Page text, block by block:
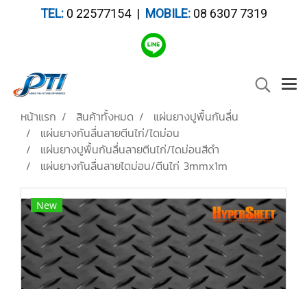
TEL:0 22577154 | MOBILE: 08 6307 7319
หน้าแรก สินค้าทั้งหมด
แผ่นยางปูพื้นกันลื่น
แผ่นยางกันลื่นลายตีนไก่/ไดม่อน
แผ่นยางปูพื้นกันลื่นลายตีนไก่/ไดม่อนสีดำ
แผ่นยางกันลื่นลายไดม่อน/ตีนไก่ 3mmx1m
New